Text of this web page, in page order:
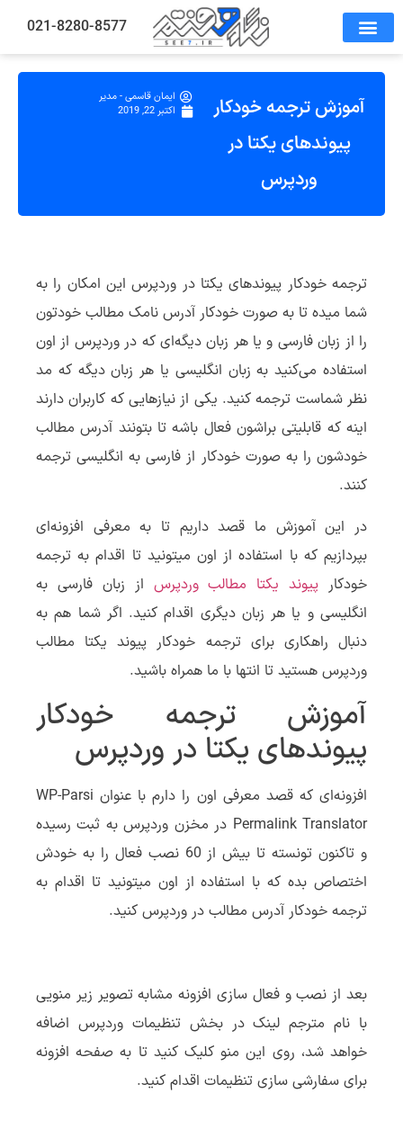
021-8280-8577
آموزش ترجمه خودکار
پیوندهای یکتا در
وردپرس
ایمان قاسمی - مدیر
اکتبر 22, 2019
ترجمه خودکار پیوندهای یکتا در وردپرس این امکان را به
شما میده تا به صورت خودکار آدرس نامک مطالب خودتون
را از زبان فارسی و یا هر زبان دیگه‌ای که در وردپرس از اون
استفاده می‌کنید به زبان انگلیسی یا هر زبان دیگه که مد
نظر شماست ترجمه کنید. یکی از نیازهایی که کاربران دارند
اینه که قابلیتی براشون فعال باشه تا بتونند آدرس مطالب
خودشون را به صورت خودکار از فارسی به انگلیسی ترجمه
کنند.
در این آموزش ما قصد داریم تا به معرفی افزونه‌ای
بپردازیم که با استفاده از اون میتونید تا اقدام به ترجمه
خودکار پیوند یکتا مطالب وردپرس از زبان فارسی به
انگلیسی و یا هر زبان دیگری اقدام کنید. اگر شما هم به
دنبال راهکاری برای ترجمه خودکار پیوند یکتا مطالب
وردپرس هستید تا انتها با ما همراه باشید.
آموزش ترجمه خودکار
پیوندهای یکتا در وردپرس
افزونه‌ای که قصد معرفی اون را دارم با عنوان WP-Parsi
Permalink Translator در مخزن وردپرس به ثبت رسیده
و تاکنون تونسته تا بیش از 60 نصب فعال را به خودش
اختصاص بده که با استفاده از اون میتونید تا اقدام به
ترجمه خودکار آدرس مطالب در وردپرس کنید.
بعد از نصب و فعال سازی افزونه مشابه تصویر زیر منویی
با نام مترجم لینک در بخش تنظیمات وردپرس اضافه
خواهد شد، روی این منو کلیک کنید تا به صفحه افزونه
برای سفارشی سازی تنظیمات اقدام کنید.